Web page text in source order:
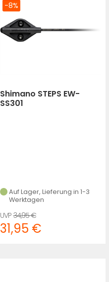
Shimano STEPS EW-
SS301
Auf Lager, Lieferung in 1-3
Werktagen
-8%
34,95 €
31,95 €